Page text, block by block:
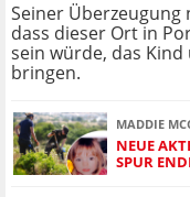
Seiner Überzeugung
dass dieser Ort in
sein würde, das
bringen.
MADDIE
NEUE
PUR